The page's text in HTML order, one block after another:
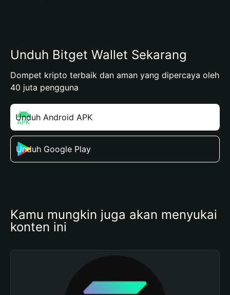
Unduh Bitget Wallet Sekarang
Dompet kripto terbaik dan aman yang dipercaya oleh
40 juta pengguna
Unduh Android APK
Unduh Google Play
Kamu mungkin juga akan menyukai
konten ini